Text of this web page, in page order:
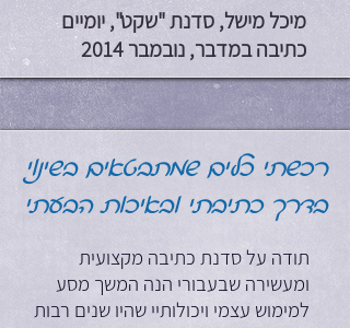
מיכל מישל, סדנת "שקט", יומיים
כתיבה במדבר, נובמבר 2014
רכשתי כלים שמתבטאים בשינוי
בדרך כתיבתי ובאיכות הבעתי
תודה על סדנת כתיבה מקצועית
ומעשירה שבעבורי הנה המשך מסע
למימוש עצמי ויכולותיי שהיו שנים רבות